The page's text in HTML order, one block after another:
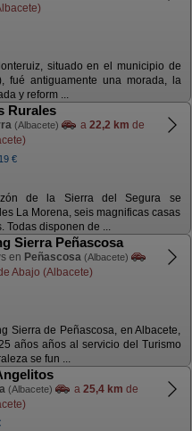
situado en el municipio de
fué antiguamente una morada, la
y reform ...
Rurales
(Albacete) a 22,2 km de
19 €
de la Sierra del Segura se
La Morena, seis magnificas casas
Todas disponen de ...
Sierra Peñascosa
en Peñascosa (Albacete)
Abajo (Albacete)
Sierra de Peñascosa, en Albacete,
años años al servicio del Turismo
se fun ...
(Albacete) a 25,4 km de